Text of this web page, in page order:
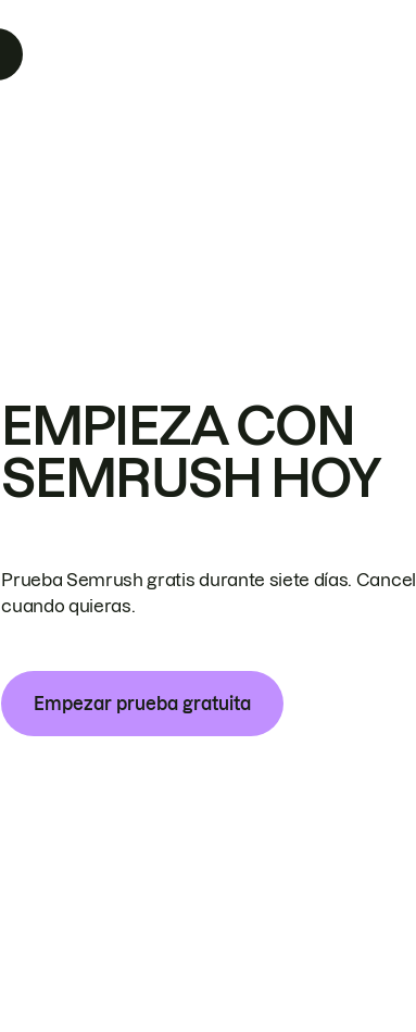
EMPIEZA CON
SEMRUSH HOY
Prueba Semrush gratis durante siete días.
cuando quieras.
Empezar prueba gratuita